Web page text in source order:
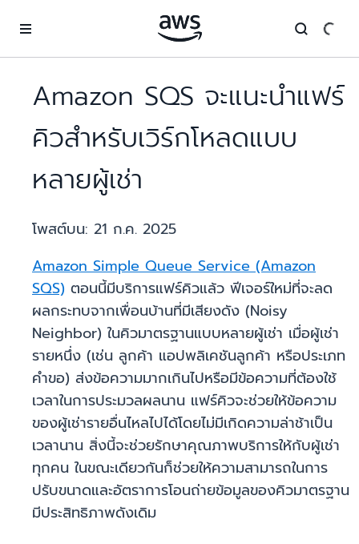
Amazon SQS จะแนะนำแฟร์
คิวสำหรับเวิร์กโหลดแบบ
หลายผู้เช่า
โพสต์บน: 21 ก.ค. 2025
Amazon Simple Queue Service (Amazon
SQS) ตอนนี้มีบริการแฟร์คิวแล้ว ฟีเจอร์ใหม่ที่จะลด
ผลกระทบจากเพื่อนบ้านที่มีเสียงดัง (Noisy
Neighbor) ในคิวมาตรฐานแบบหลายผู้เช่า เมื่อผู้เช่า
รายหนึ่ง (เช่น ลูกค้า แอปพลิเคชันลูกค้า หรือประเภท
คำขอ) ส่งข้อความมากเกินไปหรือมีข้อความที่ต้องใช้
เวลาในการประมวลผลนาน แฟร์คิวจะช่วยให้ข้อความ
ของผู้เช่ารายอื่นไหลไปได้โดยไม่มีเกิดความล่าช้าเป็น
เวลานาน สิ่งนี้จะช่วยรักษาคุณภาพบริการให้กับผู้เช่า
ทุกคน ในขณะเดียวกันก็ช่วยให้ความสามารถในการ
ปรับขนาดและอัตราการโอนถ่ายข้อมูลของคิวมาตรฐาน
มีประสิทธิภาพดังเดิม